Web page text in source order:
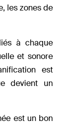
les zones de
à chaque
et sonore
est
devient un
est un bon